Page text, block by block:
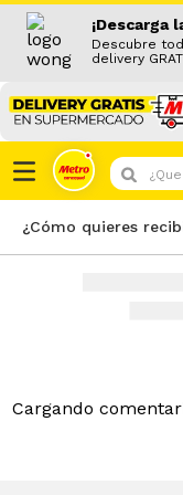
¡Descarga
Descubre
delivery
¿Que
¿Cómo quieres
Cargando